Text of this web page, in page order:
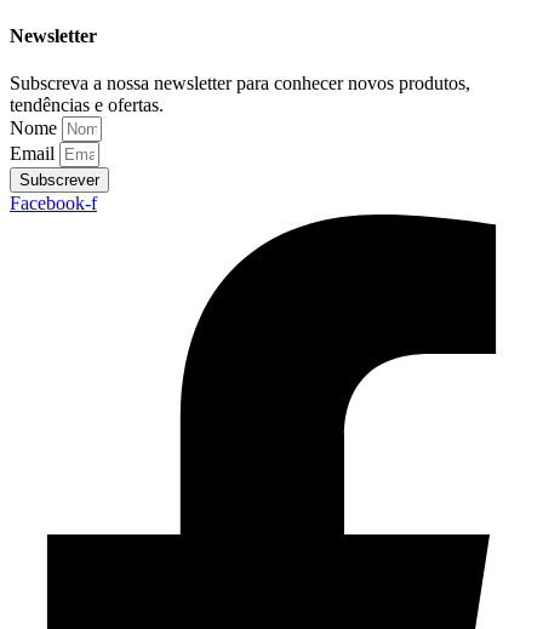
Newsletter
Subscreva a nossa newsletter para conhecer novos produtos,
tendências e ofertas.
Nome
Email
Subscrever
Facebook-f